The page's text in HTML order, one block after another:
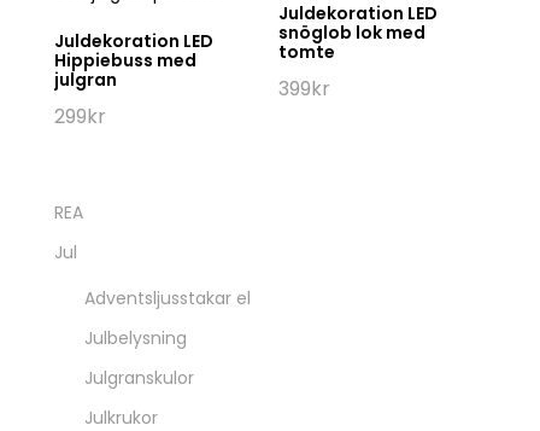
Juldekoration LED
Hippiebuss med
julgran
299kr
Juldekoration LED
snöglob lok med
tomte
399kr
REA
Jul
Adventsljusstakar el
Julbelysning
Julgranskulor
Julkrukor